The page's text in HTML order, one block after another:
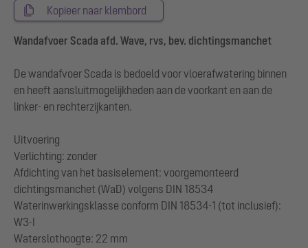
Kopieer naar klembord
Wandafvoer Scada afd. Wave, rvs, bev. dichtingsmanchet
De wandafvoer Scada is bedoeld voor vloerafwatering binnen
en heeft aansluitmogelijkheden aan de voorkant en aan de
linker- en rechterzijkanten.
Uitvoering
Verlichting: zonder
Afdichting van het basiselement: voorgemonteerd
dichtingsmanchet (WaD) volgens DIN 18534
Waterinwerkingsklasse conform DIN 18534-1 (tot inclusief):
W3-I
Waterslothoogte: 22 mm